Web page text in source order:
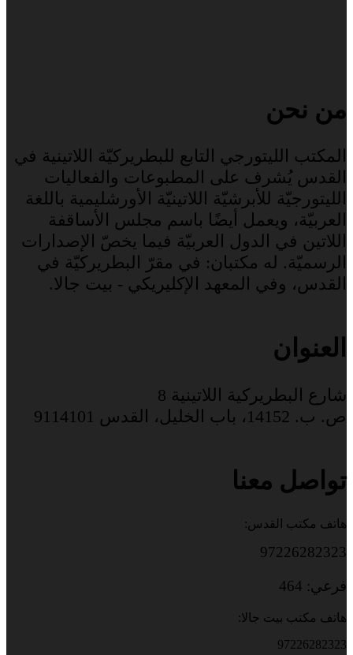
من نحن
المكتب الليتورجي التابع للبطريركيّة اللاتينية في
القدس يُشرف على المطبوعات والفعاليات
الليتورجيّة للأبرشيّة اللاتينيّة الأورشليمية باللغة
العربيّة، ويعمل أيضًا باسم مجلس الأساقفة
اللاتين في الدول العربيّة فيما يخصّ الإصدارات
الرسميّة. له مكتبان: في مقرّ البطريركيّة في
القدس، وفي المعهد الإكليريكي - بيت جالا.
العنوان
شارع البطريركية اللاتينية 8
ص. ب. 14152، باب الخليل، القدس 9114101
تواصل معنا
هاتف مكتب القدس:
97226282323
فرعي: 464
هاتف مكتب بيت جالا:
97226282323